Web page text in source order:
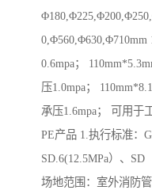
0,Φ560,Φ630,Φ710mm
0.6mpa；
压1.0mpa；
承压1.6mpa； 可用于
PE产品 1.执行标准：
SD.6(12.5MPa）、SD
场地范围：室外消防